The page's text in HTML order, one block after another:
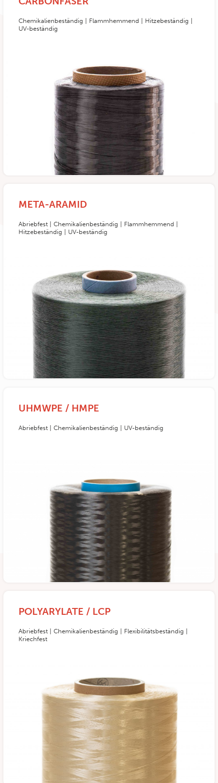
Chemikalienbeständig | Flammhemmend | Hitzebeständig |
UV-beständig
META-ARAMID
Abriebfest | Chemikalienbeständig | Flammhemmend |
Hitzebeständig | UV-beständig
UHMWPE / HMPE
Abriebfest | Chemikalienbeständig | UV-beständig
POLYARYLATE / LCP
Abriebfest | Chemikalienbeständig | Flexibilitätsbeständig |
Kriechfest